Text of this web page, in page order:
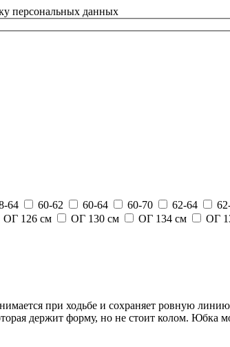
персональных данных
64 60-62 60-64 60-70 62-64
ОГ 126 см ОГ 130 см ОГ 134 см
ОГ
при ходьбе и сохраняет ровную
держит форму, но не стоит колом. Юбка